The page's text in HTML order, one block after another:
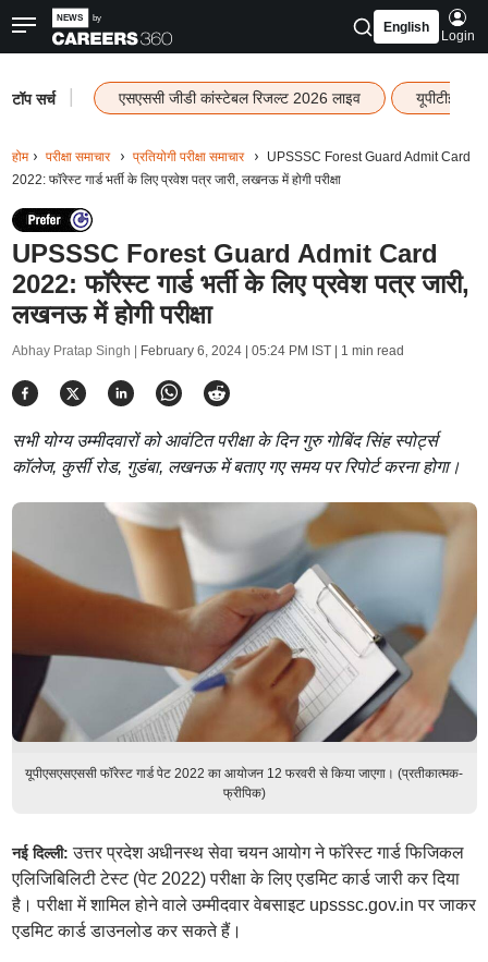
English
Login
टॉप सर्च एसएससी जीडी कांस्टेबल रिजल्ट 2026 लाइव यूपीटीईटी
होम परीक्षा समाचार प्रतियोगी परीक्षा समाचार
UPSSSC Forest Guard Admit Card
2022: फॉरेस्ट गार्ड भर्ती के लिए प्रवेश पत्र जारी, लखनऊ में होगी परीक्षा
UPSSSC Forest Guard Admit Card
2022: फॉरेस्ट गार्ड भर्ती के लिए प्रवेश पत्र जारी,
लखनऊ में होगी परीक्षा
Abhay Pratap Singh | February 6, 2024 | 05:24 PM IST| 1 min read
सभी योग्य उम्मीदवारों को आवंटित परीक्षा के दिन गुरु गोबिंद सिंह स्पोर्ट्स
कॉलेज, कुर्सी रोड, गुडंबा, लखनऊ में बताए गए समय पर रिपोर्ट करना होगा।
यूपीएसएसएससी फॉरेस्ट गार्ड पेट 2022 का आयोजन 12 फरवरी से किया जाएगा। (प्रतीकात्मक-
फ्रीपिक)
नई दिल्ली:उत्तर प्रदेश अधीनस्थ सेवा चयन आयोग ने फॉरेस्ट गार्ड फिजिकल
एलिजिबिलिटी टेस्ट (पेट 2022) परीक्षा के लिए एडमिट कार्ड जारी कर दिया
है। परीक्षा में शामिल होने वाले उम्मीदवार वेबसाइट upsssc.gov.in पर जाकर
एडमिट कार्ड डाउनलोड कर सकते हैं।